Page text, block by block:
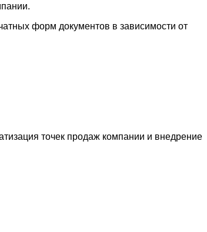
форм документов в зависимости от
точек продаж компании и внедрение